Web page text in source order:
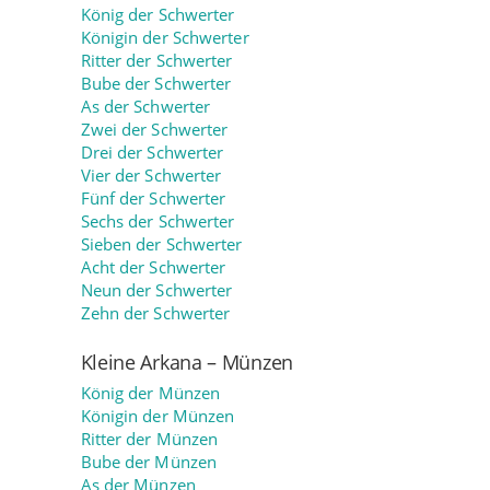
König der Schwerter
Königin der Schwerter
Ritter der Schwerter
Bube der Schwerter
As der Schwerter
Zwei der Schwerter
Drei der Schwerter
Vier der Schwerter
Fünf der Schwerter
Sechs der Schwerter
Sieben der Schwerter
Acht der Schwerter
Neun der Schwerter
Zehn der Schwerter
Kleine Arkana – Münzen
König der Münzen
Königin der Münzen
Ritter der Münzen
Bube der Münzen
As der Münzen